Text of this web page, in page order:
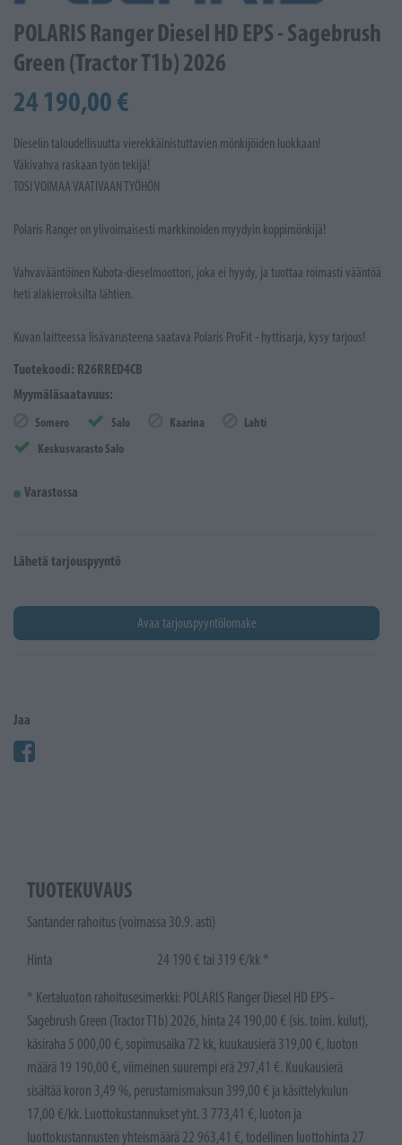
POLARIS Ranger Diesel HD EPS - Sagebrush
Green (Tractor T1b) 2026
24 190,00 €
Dieselin taloudellisuutta vierekkäinistuttavien mönkijöiden luokkaan!
Väkivahva raskaan työn tekijä!
TOSI VOIMAA VAATIVAAN TYÖHÖN
Polaris Ranger on ylivoimaisesti markkinoiden myydyin koppimönkijä!
Vahvavääntöinen Kubota-dieselmoottori, joka ei hyydy, ja tuottaa roimasti vääntöä
heti alakierroksilta lähtien.
Kuvan laitteessa lisävarusteena saatava Polaris ProFit - hyttisarja, kysy tarjous!
Tuotekoodi: R26RRED4CB
Myymäläsaatavuus:
Somero Salo Kaarina
Lahti
Keskusvarasto Salo
Varastossa
Lähetä tarjouspyyntö
Avaa tarjouspyyntölomake
Jaa
TUOTEKUVAUS
Santander rahoitus (voimassa 30.9. asti)
Hinta 24 190 € tai 319 €/kk *
* Kertaluoton rahoitusesimerkki: POLARIS Ranger Diesel HD EPS -
Sagebrush Green (Tractor T1b) 2026, hinta 24 190,00 € (sis. toim. kulut),
käsiraha 5 000,00 €, sopimusaika 72 kk, kuukausierä 319,00 €, luoton
määrä 19 190,00 €, viimeinen suurempi erä 297,41 €. Kuukausierä
sisältää koron 3,49 %, perustamismaksun 399,00 € ja käsittelykulun
17,00 €/kk. Luottokustannukset yht. 3 773,41 €, luoton ja
luottokustannusten yhteismäärä 22 963,41 €, todellinen luottohinta 27